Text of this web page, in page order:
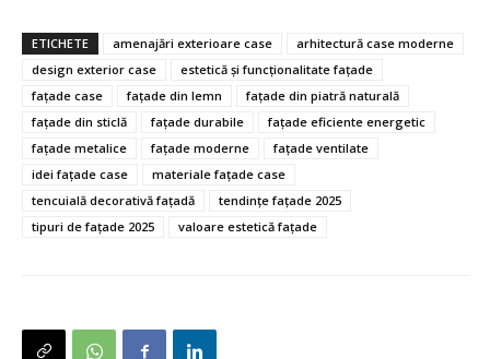
ETICHETE amenajări exterioare case
arhitectură case moderne
design exterior case
estetică și funcționalitate fațade
fațade case
fațade din lemn
fațade din piatră naturală
fațade din sticlă
fațade durabile
fațade eficiente energetic
fațade metalice
fațade moderne
fațade ventilate
idei fațade case
materiale fațade case
tencuială decorativă fațadă
tendințe fațade 2025
tipuri de fațade 2025
valoare estetică fațade